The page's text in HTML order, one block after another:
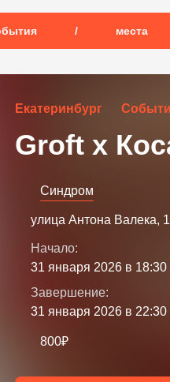
/ места
Екатеринбург
Groft x
Синдром
улица Антона Валека,
Начало:
31 января 2026 в 18:30
Завершение:
31 января 2026 в 22:30
800₽